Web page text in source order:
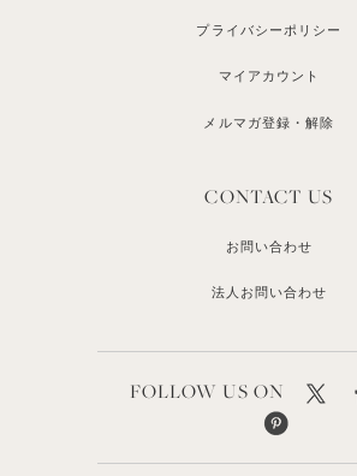
プライバシーポリシー
マイアカウント
メルマガ登録・解除
CONTACT US
お問い合わせ
法人お問い合わせ
FOLLOW US ON